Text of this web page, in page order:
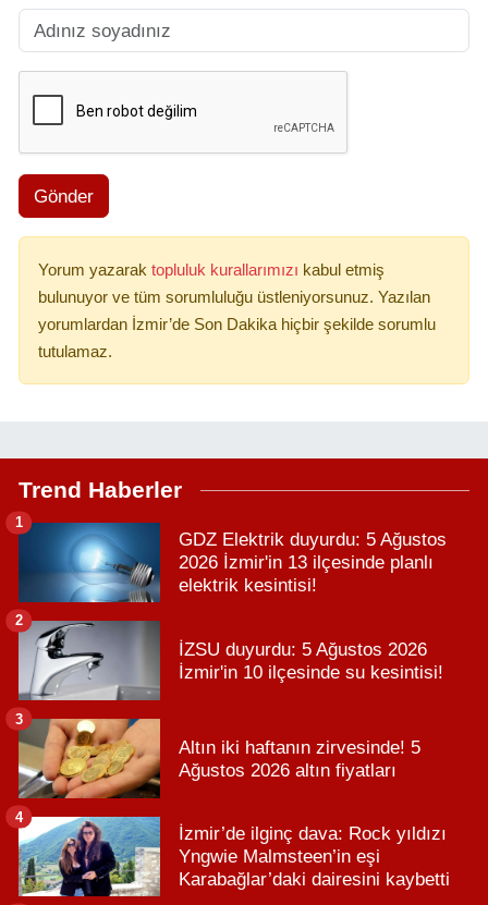
Gönder
Yorum yazarak topluluk kurallarımızı kabul etmiş
bulunuyor ve tüm sorumluluğu üstleniyorsunuz. Yazılan
yorumlardan İzmir’de Son Dakika hiçbir şekilde sorumlu
tutulamaz.
Trend Haberler
GDZ Elektrik duyurdu: 5 Ağustos
2026 İzmir'in 13 ilçesinde planlı
elektrik kesintisi!
1
İZSU duyurdu: 5 Ağustos 2026
İzmir'in 10 ilçesinde su kesintisi!
2
Altın iki haftanın zirvesinde! 5
Ağustos 2026 altın fiyatları
3
İzmir’de ilginç dava: Rock yıldızı
Yngwie Malmsteen’in eşi
Karabağlar’daki dairesini kaybetti
4